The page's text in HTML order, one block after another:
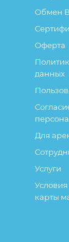
Обмен
Оферта
данных
Для
Услуги
карты